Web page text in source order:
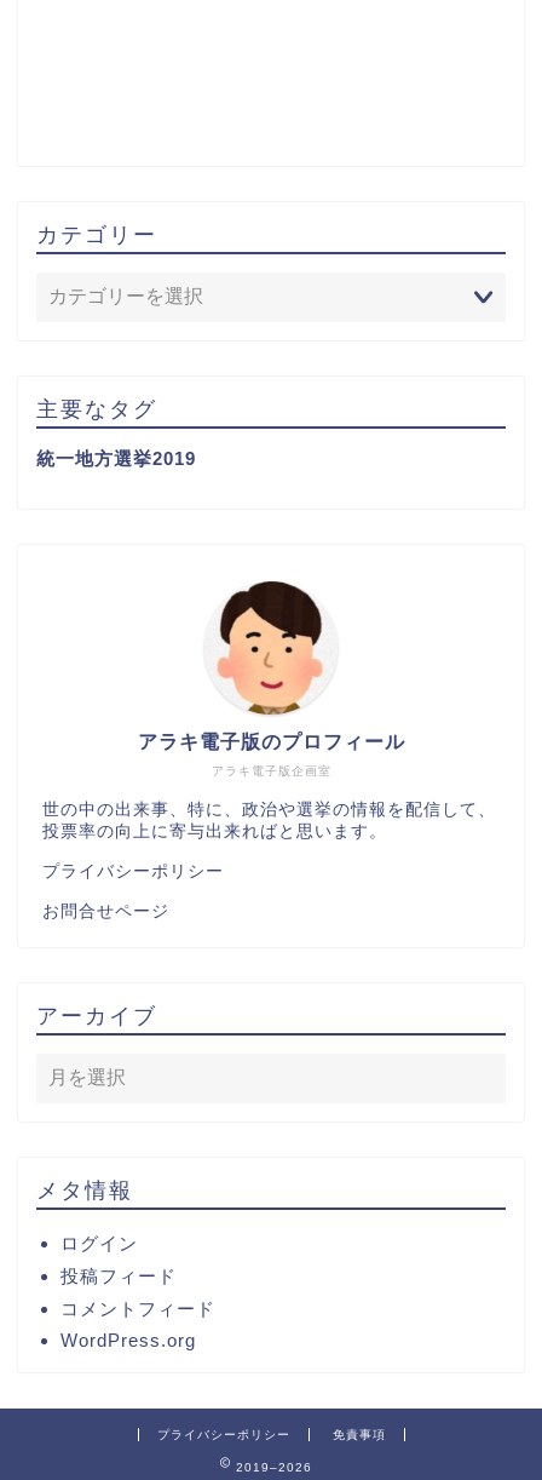
カテゴリー
主要なタグ
統一地方選挙2019
アラキ電子版企画室
アラキ電子版のプロフィール
世の中の出来事、特に、政治や選挙の情報を配信して、
投票率の向上に寄与出来ればと思います。
プライバシーポリシー
お問合せページ
アーカイブ
メタ情報
ログイン
投稿フィード
コメントフィード
WordPress.org
プライバシーポリシー 免責事項
2019–2026